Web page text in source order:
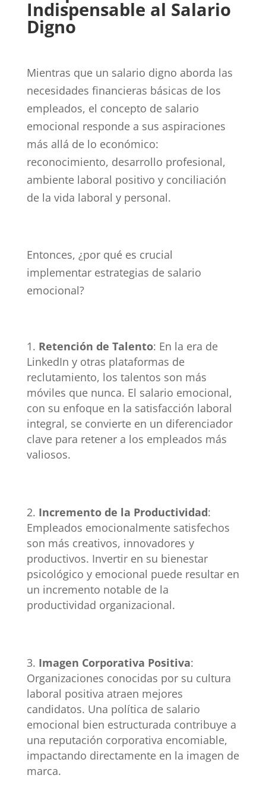
Indispensable al Salario
Digno
Mientras que un salario digno aborda las
necesidades financieras básicas de los
empleados, el concepto de salario
emocional responde a sus aspiraciones
más allá de lo económico:
reconocimiento, desarrollo profesional,
ambiente laboral positivo y conciliación
de la vida laboral y personal.
Entonces, ¿por qué es crucial
implementar estrategias de salario
emocional?
Retención de Talento: En la era de
LinkedIn y otras plataformas de
reclutamiento, los talentos son más
móviles que nunca. El salario emocional,
con su enfoque en la satisfacción laboral
integral, se convierte en un diferenciador
clave para retener a los empleados más
valiosos.
Incremento de la Productividad:
Empleados emocionalmente satisfechos
son más creativos, innovadores y
productivos. Invertir en su bienestar
psicológico y emocional puede resultar en
un incremento notable de la
productividad organizacional.
Imagen Corporativa Positiva:
Organizaciones conocidas por su cultura
laboral positiva atraen mejores
candidatos. Una política de salario
emocional bien estructurada contribuye a
una reputación corporativa encomiable,
impactando directamente en la imagen de
marca.